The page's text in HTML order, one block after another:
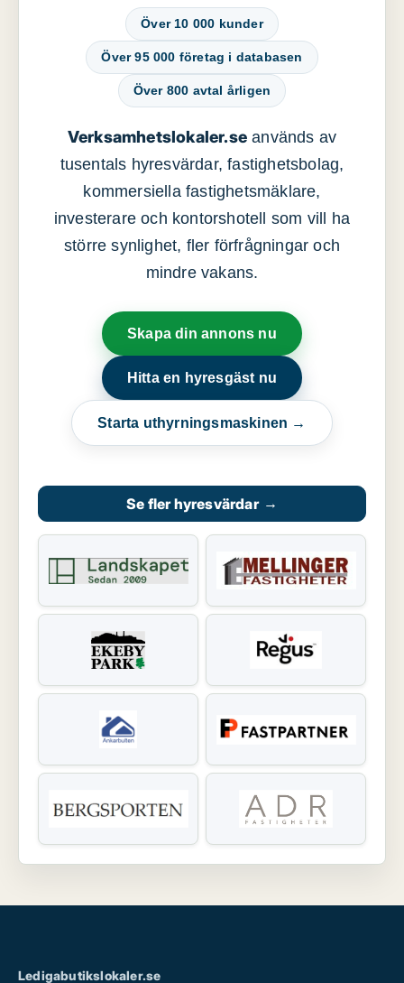
Över 10 000 kunder
Över 95 000 företag i databasen
Över 800 avtal årligen
Verksamhetslokaler.se används av
tusentals hyresvärdar, fastighetsbolag,
kommersiella fastighetsmäklare,
investerare och kontorshotell som vill ha
större synlighet, fler förfrågningar och
mindre vakans.
Skapa din annons nu
Hitta en hyresgäst nu
Starta uthyrningsmaskinen →
Se fler hyresvärdar →
Ledigabutikslokaler.se